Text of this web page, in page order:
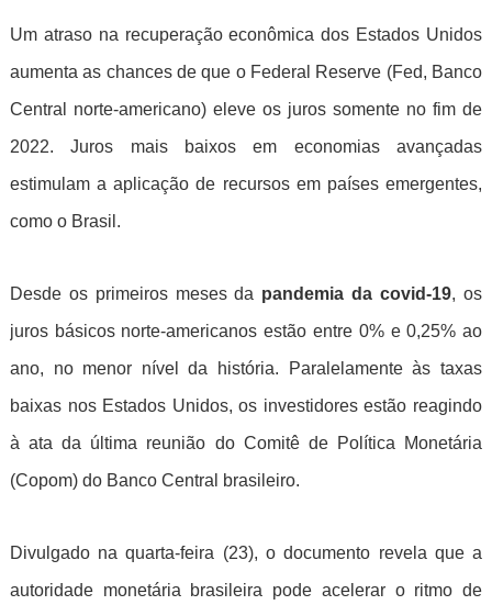
Um atraso na recuperação econômica dos Estados Unidos
aumenta as chances de que o Federal Reserve (Fed, Banco
Central norte-americano) eleve os juros somente no fim de
2022. Juros mais baixos em economias avançadas
estimulam a aplicação de recursos em países emergentes,
como o Brasil.
Desde os primeiros meses da pandemia da covid-19, os
juros básicos norte-americanos estão entre 0% e 0,25% ao
ano, no menor nível da história. Paralelamente às taxas
baixas nos Estados Unidos, os investidores estão reagindo
à ata da última reunião do Comitê de Política Monetária
(Copom) do Banco Central brasileiro.
Divulgado na quarta-feira (23), o documento revela que a
autoridade monetária brasileira pode acelerar o ritmo de